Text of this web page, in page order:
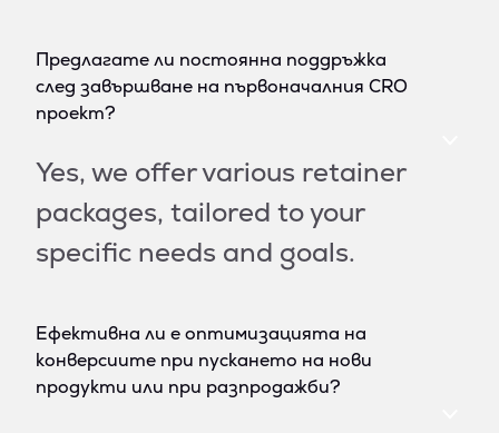
Предлагате ли постоянна поддръжка
след завършване на първоначалния CRO
проект?
Yes, we offer various retainer
packages, tailored to your
specific needs and goals.
Ефективна ли е оптимизацията на
конверсиите при пускането на нови
продукти или при разпродажби?